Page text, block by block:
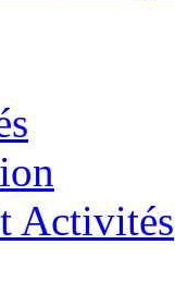
Activités